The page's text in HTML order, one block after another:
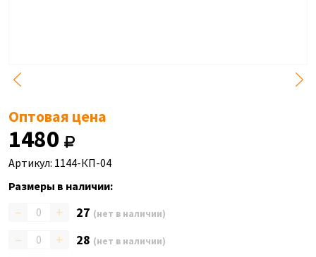
Оптовая цена
1480
Артикул: 1144-КП-04
Размеры в наличии:
– + 27 (нет в наличии)
– + 28 (нет в наличии)